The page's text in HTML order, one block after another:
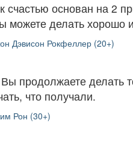
счастью основан на 2
можете делать хорошо
Дэвисон Рокфеллер (20+)
продолжаете делать
что получали.
Рон (30+)